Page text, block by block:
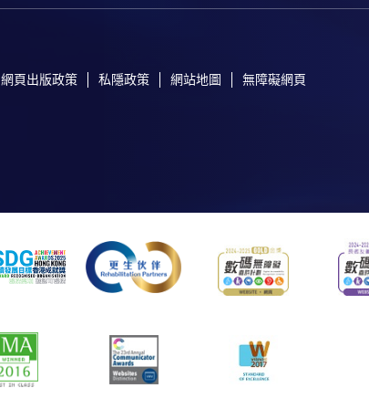
網頁出版政策 私隱政策 網站地圖 無障礙網頁